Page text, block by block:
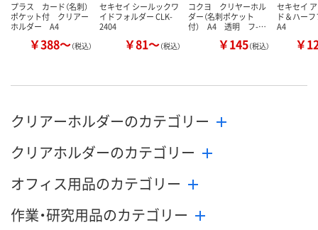
プラス カード（名刺）
ポケット付 クリアー
ホルダー A4
￥388～（税込）
セキセイ シールックワ
イドフォルダー CLK-
2404
￥81～（税込）
コクヨ クリヤーホル
ダー（名刺ポケット
付） A4 透明 フ-…
￥145（税込）
セキセイ
ド＆ハー
A4
￥
クリアーホルダーのカテゴリー
クリアホルダーのカテゴリー
オフィス用品のカテゴリー
作業・研究用品のカテゴリー